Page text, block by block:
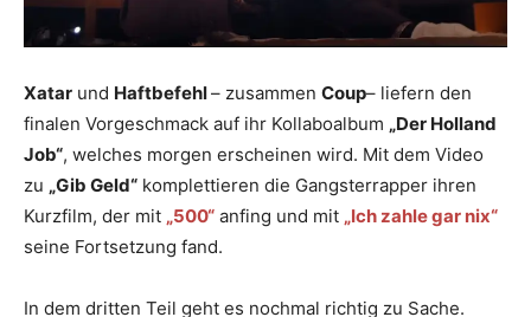
Xatar und Haftbefehl– zusammen Coup– liefern den
finalen Vorgeschmack auf ihr Kollaboalbum „Der Holland
Job“, welches morgen erscheinen wird. Mit dem Video
zu „Gib Geld“ komplettieren die Gangsterrapper ihren
Kurzfilm, der mit „500“ anfing und mit „Ich zahle gar nix“
seine Fortsetzung fand.
In dem dritten Teil geht es nochmal richtig zu Sache.